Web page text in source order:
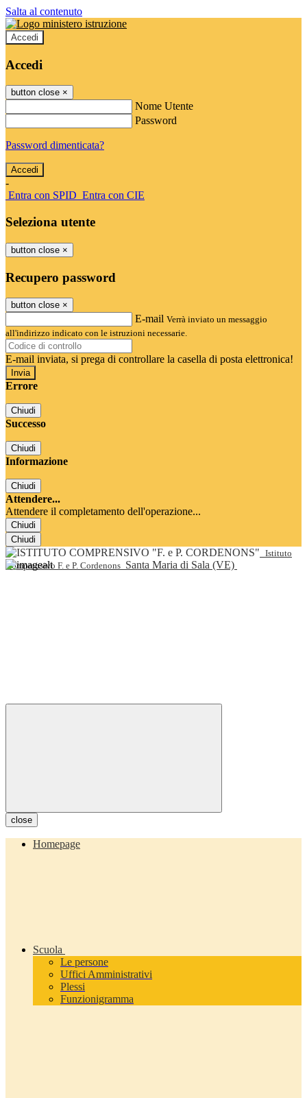
Salta al contenuto
Accedi
Accedi
button close ×
Nome Utente
Password
Password dimenticata?
-
Entra con SPID Entra con CIE
Seleziona utente
button close ×
Recupero password
button close ×
E-mail Verrà inviato un messaggio
all'indirizzo indicato con le istruzioni necessarie.
E-mail inviata, si prega di controllare la casella di posta elettronica!
Errore
Chiudi
Successo
Chiudi
Informazione
Chiudi
Attendere...
Attendere il completamento dell'operazione...
Chiudi
Chiudi
Istituto
Comprensivo F. e P. Cordenons Santa Maria di Sala (VE)
close
Homepage
Scuola
Le persone
Uffici Amministrativi
Plessi
Funzionigramma